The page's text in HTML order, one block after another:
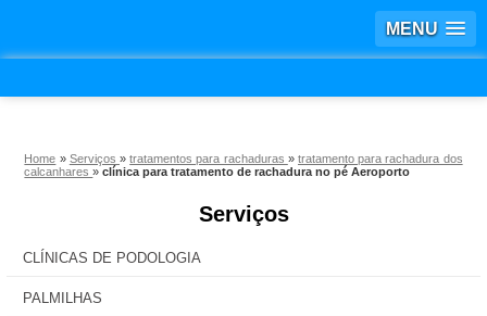
MENU
Home » Serviços »tratamentos para rachaduras »tratamento para rachadura dos
calcanhares»clínica para tratamento de rachadura no pé Aeroporto
Serviços
CLÍNICAS DE PODOLOGIA
PALMILHAS